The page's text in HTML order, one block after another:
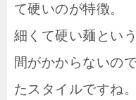
て硬いのが特徴。
細くて硬い麺とい
間がかからないの
たスタイルですね。